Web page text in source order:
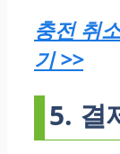
충전 취
기 >>
5. 결